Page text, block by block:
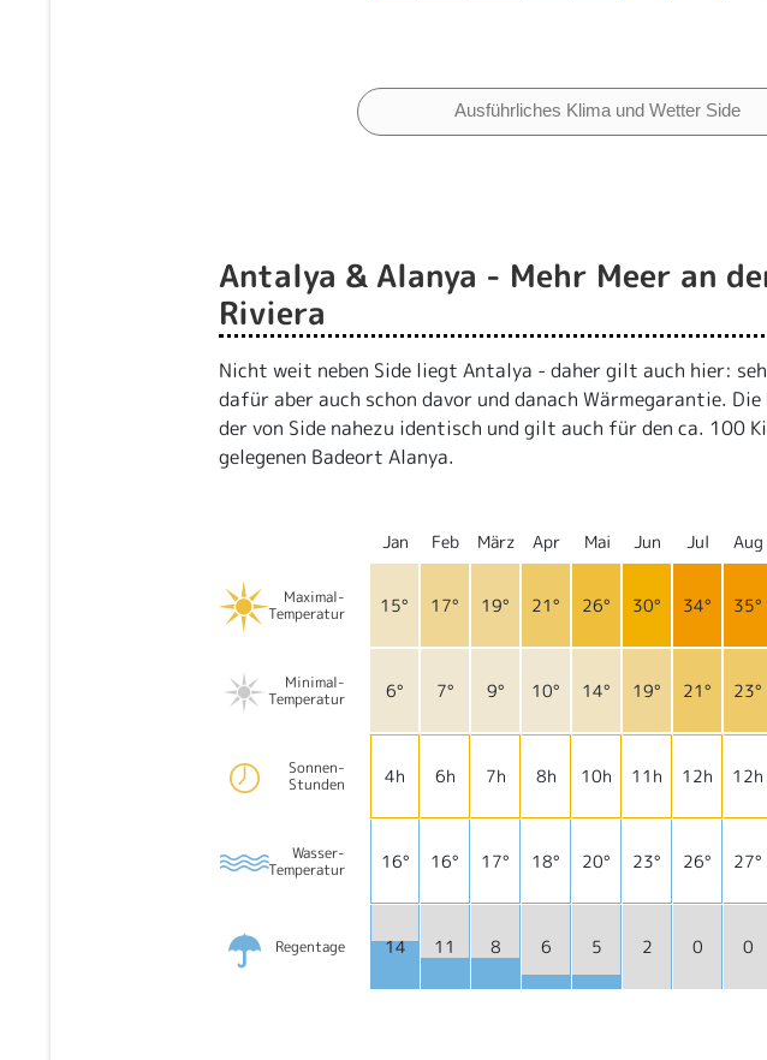
Ausführliches Klima und Wetter Side
Antalya & Alanya - Mehr Meer an
Riviera
Nicht weit neben Side liegt Antalya - daher gilt auch hier:
dafür aber auch schon davor und danach Wärmegarantie.
der von Side nahezu identisch und gilt auch für den ca. 100
gelegenen Badeort Alanya.
Jan Feb März Apr Mai Jun Jul Aug
Maximal-
Temperatur
15° 17° 19° 21° 26° 30° 34° 35°
Minimal-
Temperatur
6° 7° 9° 10° 14° 19° 21° 23°
Sonnen-
Stunden
4h 6h 7h 8h 10h 11h 12h 12h
Wasser-
Temperatur
16° 16° 17° 18° 20° 23° 26° 27°
Regentage 14 11 8 6 5 2 0 0